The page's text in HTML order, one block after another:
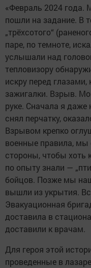
«Февраль 2024
пошли на задание. В
„трёхсотого“
паре, по темноте,
услышали над
тепловизору
искру перед
зажигалки. Взрыв.
руке. Сначала я даже
снял перчатку,
Взрывом крепко
военные правила,
стороны, чтобы хоть
по опыту знали —
бойцов. Позже мы
вышли из укрытия.
Эвакуационная
доставила в
доставили к врачам.
Для героя этой
проведенные в